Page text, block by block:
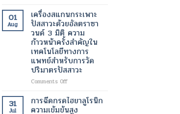
เพื่อ
การ
ฟื้นฟู
ผิว
อย่าง
เป็น
ธรรมชาติ
ของ
การ
จัดการ
น้ำ
หนัก
สมัย
ใหม่
ทางการ
แพทย์
สมัย
ใหม่
สำหรับ
การ
รักษา
ภาวะ
หัวใจ
จังหวะ
01
Aug
เครื่องสแกนกระเพาะ
ปัสสาวะด้วยอัลตราซา
วนด์ 3 มิติ ความ
ก้าวหน้าครั้งสำคัญใน
เทคโนโลยีทางการ
แพทย์สำหรับการวัด
ปริมาตรปัสสาวะ
Comments Offon
สแกน
กระเพาะ
31
Jul
การฉีดกรดไฮยาลูโรนิก
ความเข้มข้นสูง